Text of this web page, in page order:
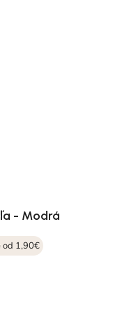
- Modrá
od 1,90€